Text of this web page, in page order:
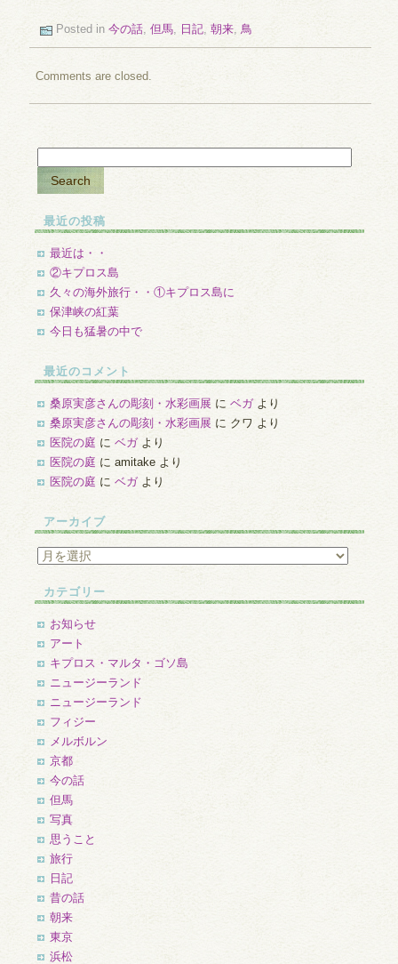
Posted in 今の話, 但馬, 日記, 朝来, 鳥
Comments are closed.
最近の投稿
最近は・・
②キプロス島
久々の海外旅行・・①キプロス島に
保津峡の紅葉
今日も猛暑の中で
最近のコメント
桑原実彦さんの彫刻・水彩画展 に ベガより
桑原実彦さんの彫刻・水彩画展 に クワ より
医院の庭 に ベガより
医院の庭 に amitakeより
医院の庭 に ベガより
アーカイブ
ア
カ
イ
ブ
カテゴリー
お知らせ
アート
キプロス・マルタ・ゴソ島
ニュージーランド
ニュージーランド
フィジー
メルボルン
京都
今の話
但馬
写真
思うこと
旅行
日記
昔の話
朝来
東京
浜松